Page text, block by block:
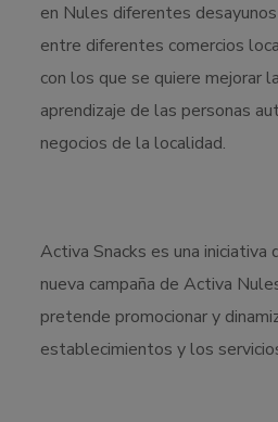
en Nules diferentes
entre diferentes comercios
con los que se quiere mejorar
aprendizaje de las personas
negocios de la localidad.
Activa Snacks es una iniciativa
nueva campaña de Activa
pretende promocionar y
establecimientos y los